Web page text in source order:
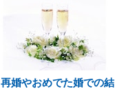
再婚やおめでた婚での結